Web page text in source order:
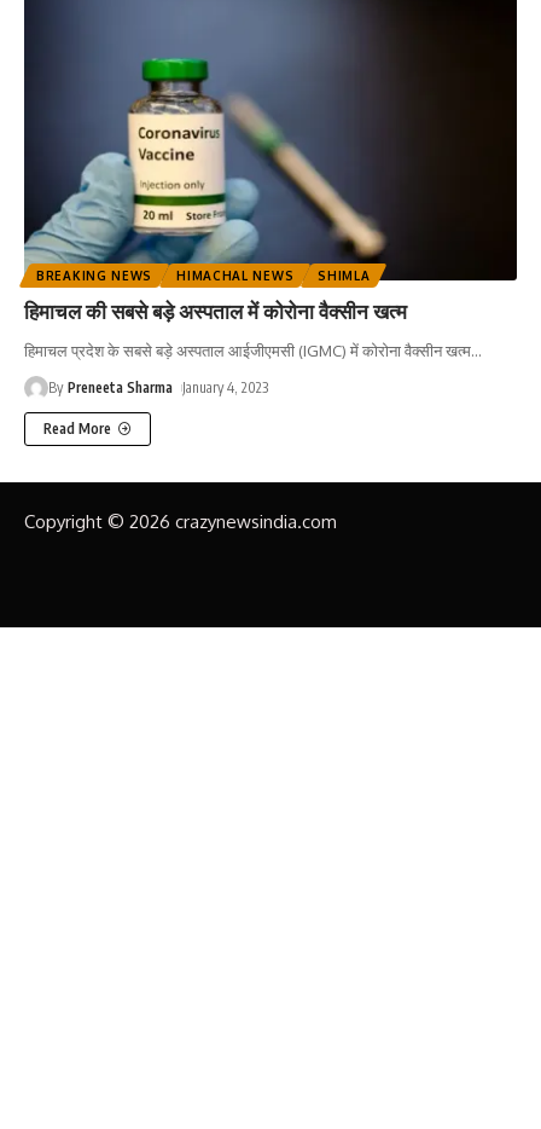
BREAKING NEWS HIMACHAL NEWS SHIMLA
हिमाचल की सबसे बड़े अस्पताल में कोरोना वैक्सीन खत्म
हिमाचल प्रदेश के सबसे बड़े अस्पताल आईजीएमसी (IGMC) में कोरोना वैक्सीन खत्म…
By Preneeta Sharma January 4, 2023
Read More
Copyright © 2026 crazynewsindia.com